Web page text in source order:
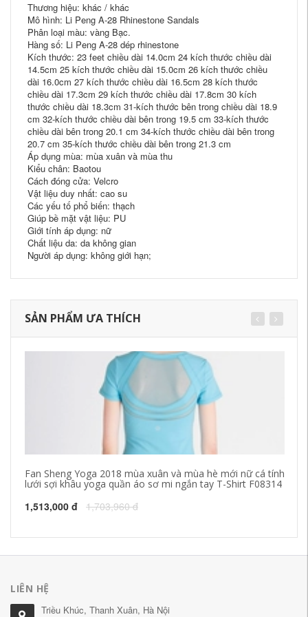
Thương hiệu: khác / khác
Mô hình: Li Peng A-28 Rhinestone Sandals
Phân loại màu: vàng Bạc.
Hàng số: Li Peng A-28 dép rhinestone
Kích thước: 23 feet chiều dài 14.0cm 24 kích thước chiều dài
14.5cm 25 kích thước chiều dài 15.0cm 26 kích thước chiều
dài 16.0cm 27 kích thước chiều dài 16.5cm 28 kích thước
chiều dài 17.3cm 29 kích thước chiều dài 17.8cm 30 kích
thước chiều dài 18.3cm 31-kích thước bên trong chiều dài 18.9
cm 32-kích thước chiều dài bên trong 19.5 cm 33-kích thước
chiều dài bên trong 20.1 cm 34-kích thước chiều dài bên trong
20.7 cm 35-kích thước chiều dài bên trong 21.3 cm
Áp dụng mùa: mùa xuân và mùa thu
Kiểu chân: Baotou
Cách đóng cửa: Velcro
Vật liệu duy nhất: cao su
Các yếu tố phổ biến: thạch
Giúp bề mặt vật liệu: PU
Giới tính áp dụng: nữ
Chất liệu da: da không gian
Người áp dụng: không giới hạn;
SẢN PHẨM ƯA THÍCH
Fan Sheng Yoga 2018 mùa xuân và mùa hè mới nữ cá tính
lưới sợi khâu yoga quần áo sơ mi ngắn tay T-Shirt F08314
1,513,000 đ 1,703,960 đ
LIÊN HỆ
Triều Khúc, Thanh Xuân, Hà Nội